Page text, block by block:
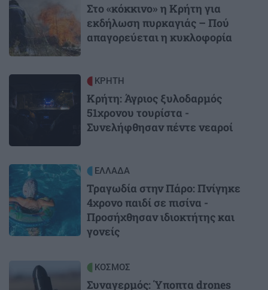
Στο «κόκκινο» η Κρήτη για
εκδήλωση πυρκαγιάς – Πού
απαγορεύεται η κυκλοφορία
ΚΡΗΤΗ
Κρήτη: Άγριος ξυλοδαρμός
51χρονου τουρίστα -
Συνελήφθησαν πέντε νεαροί
Image ΕΛΛΑΔΑ
Τραγωδία στην Πάρο: Πνίγηκε
4χρονο παιδί σε πισίνα -
Προσήχθησαν ιδιοκτήτης και
γονείς
Image ΚΟΣΜΟΣ
Συναγερμός: Ύποπτα drones